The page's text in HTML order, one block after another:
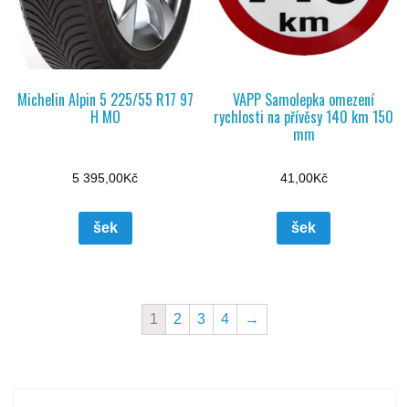
Michelin Alpin 5 225/55 R17 97
H MO
5 395,00Kč
šek
VAPP Samolepka omezení
rychlosti na přívěsy 140 km 150
mm
41,00Kč
šek
1 2 3 4 →